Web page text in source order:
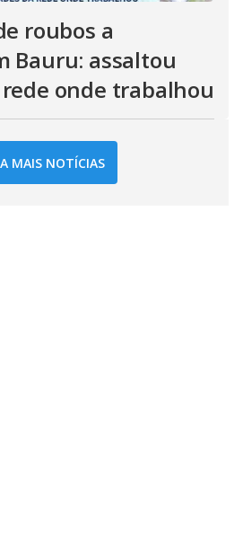
roubos a
Bauru: assaltou
onde trabalhou
MAIS NOTÍCIAS